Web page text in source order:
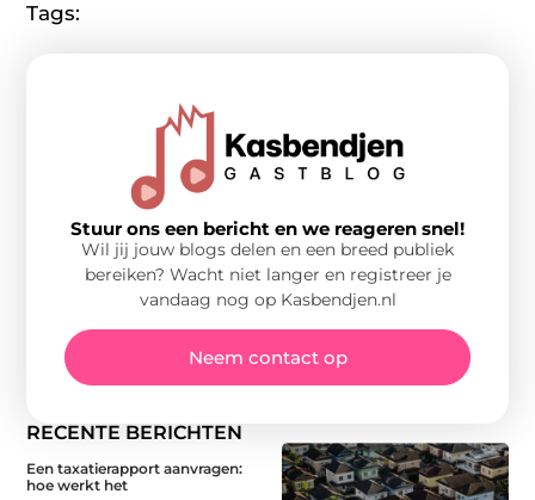
Tags:
RECENTE BERICHTEN
Een taxatierapport aanvragen:
hoe werkt het
Stuur ons een bericht en we reageren snel!
Wil jij jouw blogs delen en een breed publiek
bereiken? Wacht niet langer en registreer je
vandaag nog op Kasbendjen.nl
Neem contact op